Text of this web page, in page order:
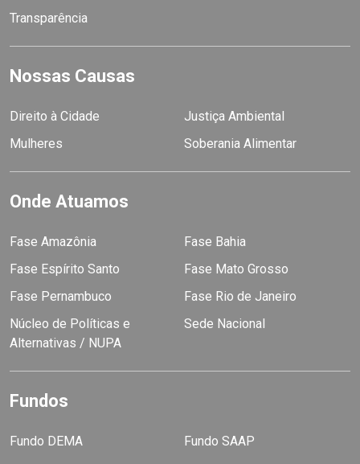
Transparência
Nossas Causas
Direito à Cidade
Justiça Ambiental
Mulheres
Soberania Alimentar
Onde Atuamos
Fase Amazônia
Fase Bahia
Fase Espírito Santo
Fase Mato Grosso
Fase Pernambuco
Fase Rio de Janeiro
Núcleo de Políticas e
Alternativas / NUPA
Sede Nacional
Fundos
Fundo DEMA Fundo SAAP